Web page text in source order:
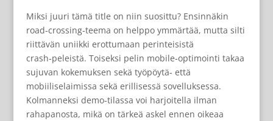
Miksi juuri tämä title on niin suosittu? Ensinnäkin
road‑crossing‑teema on helppo ymmärtää, mutta silti
riittävän uniikki erottumaan perinteisistä
crash‑peleistä. Toiseksi pelin mobile‑optimointi takaa
sujuvan kokemuksen sekä työpöytä‑ että
mobiiliselaimissa sekä erillisessä sovelluksessa.
Kolmanneksi demo‑tilassa voi harjoitella ilman
rahapanosta, mikä on tärkeä askel ennen oikeaa